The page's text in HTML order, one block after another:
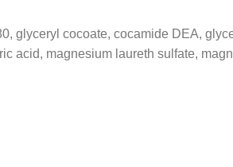
glyceryl cocoate, cocamide DEA,
acid, magnesium laureth sulfate,